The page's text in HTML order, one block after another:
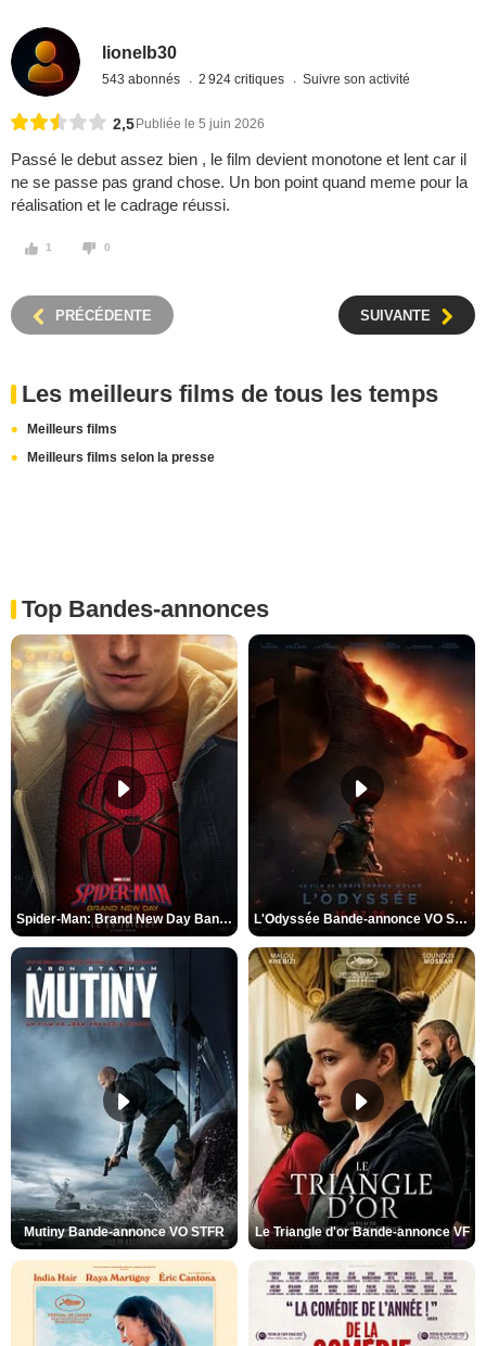
lionelb30
543 abonnés 2 924 critiques Suivre son activité
2,5 Publiée le 5 juin 2026
Passé le debut assez bien , le film devient monotone et lent car il
ne se passe pas grand chose. Un bon point quand meme pour la
réalisation et le cadrage réussi.
1 0
PRÉCÉDENTE SUIVANTE
Les meilleurs films de tous les temps
Meilleurs films
Meilleurs films selon la presse
Top Bandes-annonces
Spider-Man: Brand New Day Bande-annonce VO STFR L'Odyssée Bande-annonce VO STFR
Mutiny Bande-annonce VO STFR Le Triangle d'or Bande-annonce VF